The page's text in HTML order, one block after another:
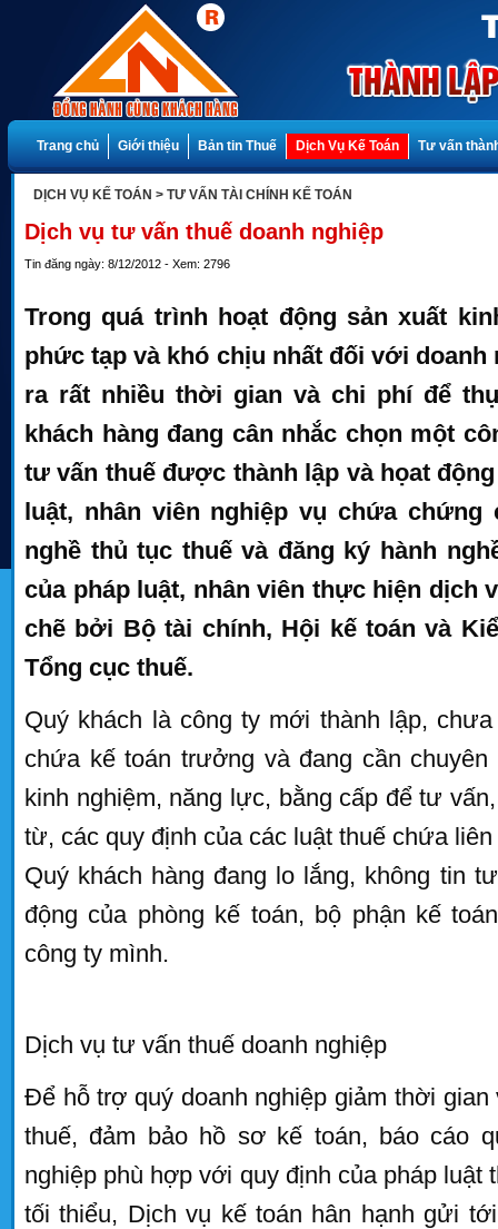
Trang chủ Giới thiệu Bản tin Thuế Dịch Vụ Kế Toán Tư vấn
DỊCH VỤ KẾ TOÁN > TƯ VẤN TÀI CHÍNH KẾ TOÁN
Dịch vụ tư vấn thuế doanh nghiệp
Tin đăng ngày: 8/12/2012 - Xem: 2796
Trong quá trình hoạt động sản xuất
phức tạp và khó chịu nhất đối với doanh
ra rất nhiều thời gian và chi phí để
khách hàng đang cân nhắc chọn một
tư vấn thuế được thành lập và họat
luật, nhân viên nghiệp vụ chứa chứng
nghề thủ tục thuế và đăng ký hành
của pháp luật, nhân viên thực hiện dịch
chẽ bởi Bộ tài chính, Hội kế toán và
Tổng cục thuế.
Quý khách là công ty mới thành lập,
chứa kế toán trưởng và đang cần
kinh nghiệm, năng lực, bằng cấp để tư
từ, các quy định của các luật thuế chứa liên
Quý khách hàng đang lo lắng, không tin
động của phòng kế toán, bộ phận kế
công ty mình.
Dịch vụ tư vấn thuế doanh nghiệp
Để hỗ trợ quý doanh nghiệp giảm thời
thuế, đảm bảo hồ sơ kế toán, báo cáo
nghiệp phù hợp với quy định của pháp luật
tối thiểu, Dịch vụ kế toán hân hạnh gửi